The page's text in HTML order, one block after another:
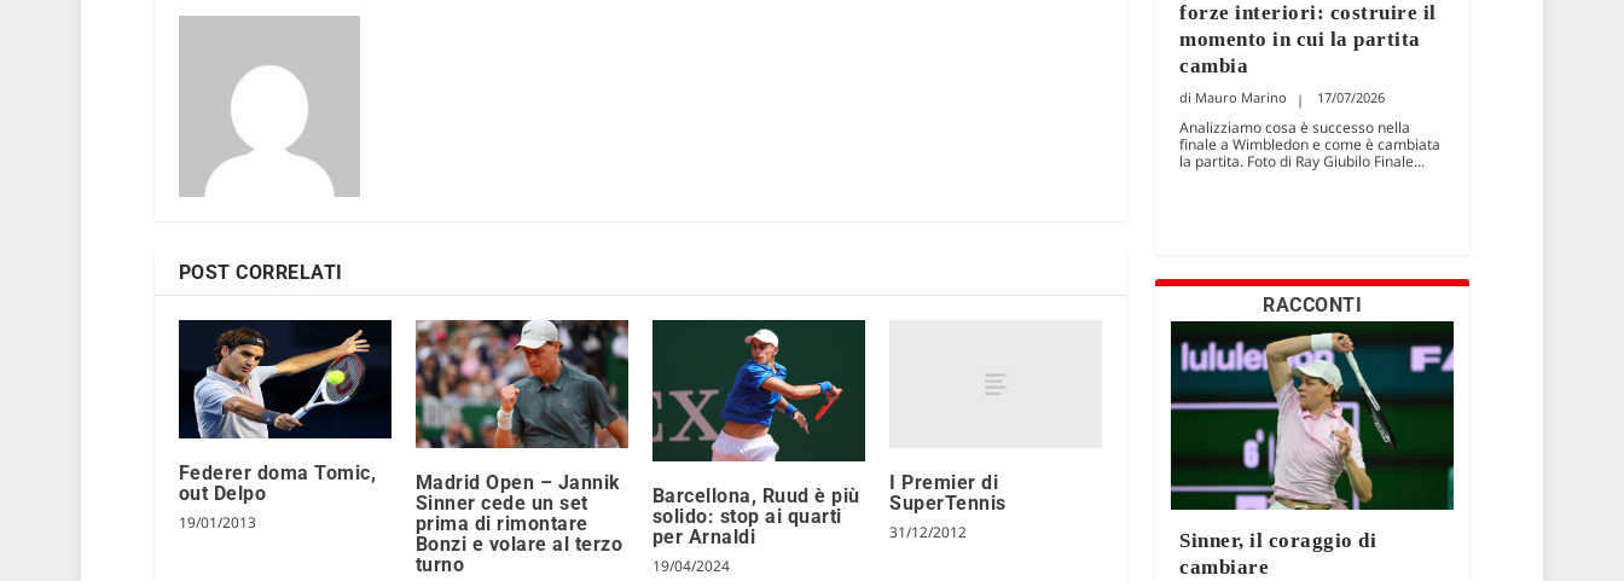
POST CORRELATI
Federer doma Tomic,
out Delpo
19/01/2013
Madrid Open – Jannik
Sinner cede un set
prima di rimontare
Bonzi e volare al terzo
turno
Barcellona, Ruud è più
solido: stop ai quarti
per Arnaldi
19/04/2024
I Premier di
SuperTennis
31/12/2012
forze interiori: costruire il
momento in cui la partita
cambia
Mauro Marino 17/07/2026
Analizziamo cosa è successo nella
finale a Wimbledon e come è cambiata
la partita. Foto di Ray Giubilo Finale...
RACCONTI
Sinner, il coraggio di
cambiare